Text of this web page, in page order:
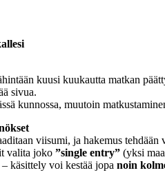
kuusi kuukautta matkan
sivua.
kunnossa, muutoin
viisumi, ja hakemus
valita joko ”single entry” (yksi
käsittely voi kestää jopa noin